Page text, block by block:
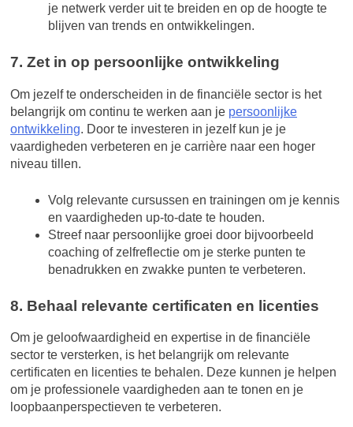
je netwerk verder uit te breiden en op de hoogte te
blijven van trends en ontwikkelingen.
7. Zet in op persoonlijke ontwikkeling
Om jezelf te onderscheiden in de financiële sector is het
belangrijk om continu te werken aan je persoonlijke
ontwikkeling. Door te investeren in jezelf kun je je
vaardigheden verbeteren en je carrière naar een hoger
niveau tillen.
Volg relevante cursussen en trainingen om je kennis
en vaardigheden up-to-date te houden.
Streef naar persoonlijke groei door bijvoorbeeld
coaching of zelfreflectie om je sterke punten te
benadrukken en zwakke punten te verbeteren.
8. Behaal relevante certificaten en licenties
Om je geloofwaardigheid en expertise in de financiële
sector te versterken, is het belangrijk om relevante
certificaten en licenties te behalen. Deze kunnen je helpen
om je professionele vaardigheden aan te tonen en je
loopbaanperspectieven te verbeteren.